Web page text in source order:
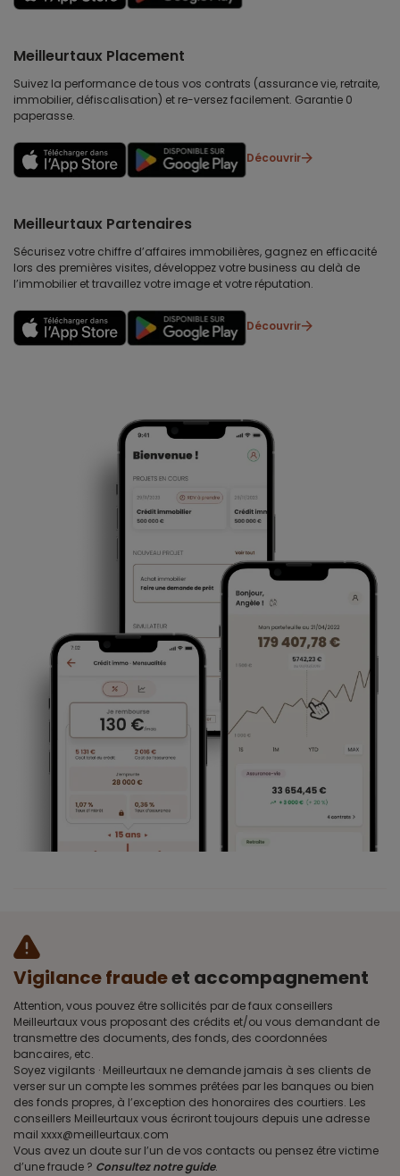
Meilleurtaux Placement
Suivez la performance de tous vos contrats (assurance vie, retraite,
immobilier, défiscalisation) et re-versez facilement. Garantie 0
paperasse.
Découvrir
Meilleurtaux Partenaires
Sécurisez votre chiffre d’affaires immobilières, gagnez en efficacité
lors des premières visites, développez votre business au delà de
l’immobilier et travaillez votre image et votre réputation.
Découvrir
Vigilance fraudeet accompagnement
Attention, vous pouvez être sollicités par de faux conseillers
Meilleurtaux vous proposant des crédits et/ou vous demandant de
transmettre des documents, des fonds, des coordonnées
bancaires, etc.
Soyez vigilants · Meilleurtaux ne demande jamais à ses clients de
verser sur un compte les sommes prêtées par les banques ou bien
des fonds propres, à l’exception des honoraires des courtiers. Les
conseillers Meilleurtaux vous écriront toujours depuis une adresse
mail xxxx@meilleurtaux.com
Vous avez un doute sur l’un de vos contacts ou pensez être victime
d’une fraude ? Consultez notre guide.